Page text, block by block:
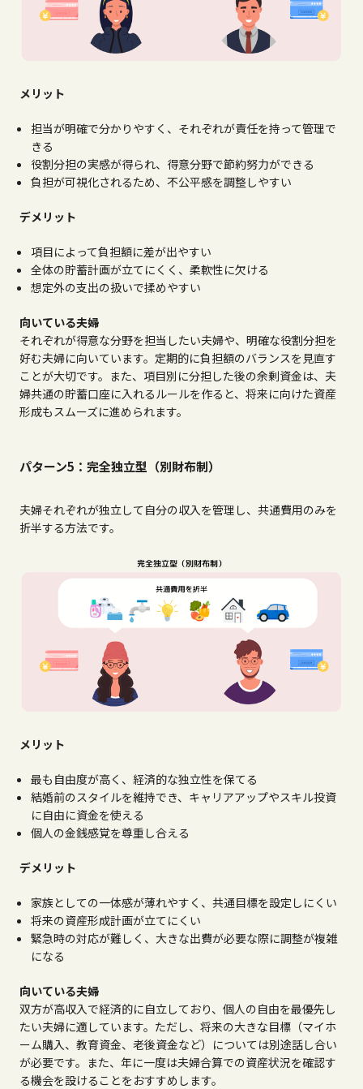
メリット
担当が明確で分かりやすく、それぞれが責任を持って管理で
きる
役割分担の実感が得られ、得意分野で節約努力ができる
負担が可視化されるため、不公平感を調整しやすい
デメリット
項目によって負担額に差が出やすい
全体の貯蓄計画が立てにくく、柔軟性に欠ける
想定外の支出の扱いで揉めやすい
向いている夫婦
それぞれが得意な分野を担当したい夫婦や、明確な役割分担を
好む夫婦に向いています。定期的に負担額のバランスを見直す
ことが大切です。また、項目別に分担した後の余剰資金は、夫
婦共通の貯蓄口座に入れるルールを作ると、将来に向けた資産
形成もスムーズに進められます。
パターン5：完全独立型（別財布制）
夫婦それぞれが独立して自分の収入を管理し、共通費用のみを
折半する方法です。
メリット
最も自由度が高く、経済的な独立性を保てる
結婚前のスタイルを維持でき、キャリアアップやスキル投資
に自由に資金を使える
個人の金銭感覚を尊重し合える
デメリット
家族としての一体感が薄れやすく、共通目標を設定しにくい
将来の資産形成計画が立てにくい
緊急時の対応が難しく、大きな出費が必要な際に調整が複雑
になる
向いている夫婦
双方が高収入で経済的に自立しており、個人の自由を最優先し
たい夫婦に適しています。ただし、将来の大きな目標（マイホ
ーム購入、教育資金、老後資金など）については別途話し合い
が必要です。また、年に一度は夫婦合算での資産状況を確認す
る機会を設けることをおすすめします。